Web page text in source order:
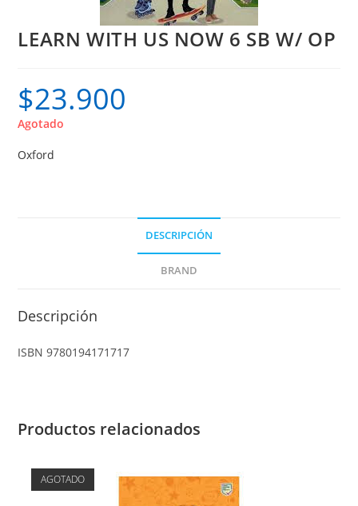
LEARN WITH US NOW 6 SB W/ OP
$23.900
Agotado
Oxford
DESCRIPCIÓN
BRAND
Descripción
ISBN 9780194171717
Productos relacionados
AGOTADO